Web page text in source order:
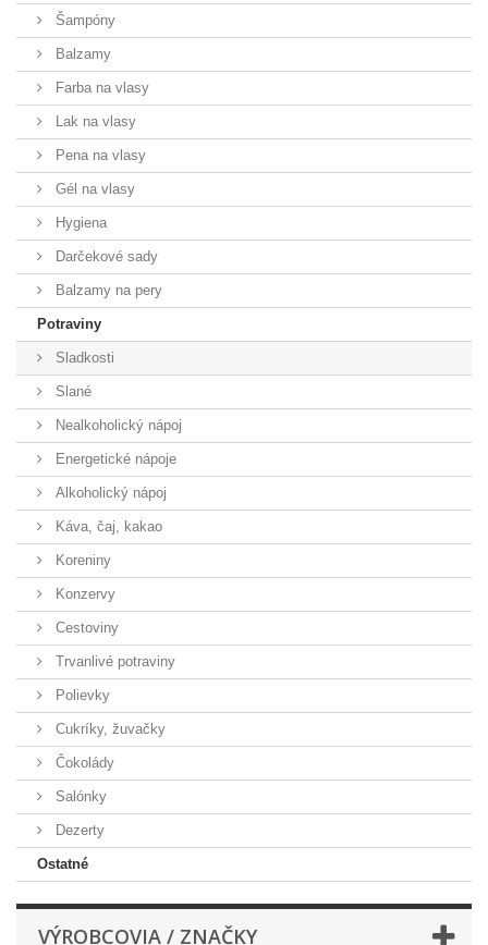
Šampóny
Balzamy
Farba na vlasy
Lak na vlasy
Pena na vlasy
Gél na vlasy
Hygiena
Darčekové sady
Balzamy na pery
Potraviny
Sladkosti
Slané
Nealkoholický nápoj
Energetické nápoje
Alkoholický nápoj
Káva, čaj, kakao
Koreniny
Konzervy
Cestoviny
Trvanlivé potraviny
Polievky
Cukríky, žuvačky
Čokolády
Salónky
Dezerty
Ostatné
VÝROBCOVIA / ZNAČKY